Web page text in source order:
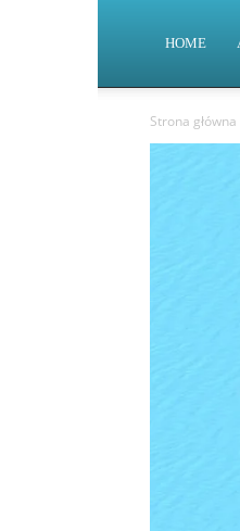
HOME
Strona główna